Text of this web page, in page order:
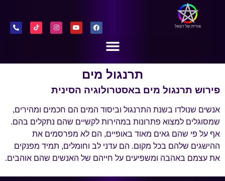
תרנגול מים
פירוש תרנגול מים באסטרולוגיה הסינית
אנשים שנולדו בשנת התרנגול וביסוד המים הם חכמים ומהירים,
שמסוגלים למצוא פתרונות במהירות לקשיים שהם נתקלים בהם.
אף על פי שהם גאים מאוד באופיים, הם לא מפרסמים את
ההישגים שלהם בכל מקום. הם עדני לב וחומלים, תמיד מפנקים
את עצמם באהבה ומשפיעים על חייהם של האנשים שהם אוהבים.